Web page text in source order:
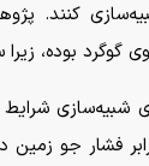
کنند.
گوگرد بوده،
هزار برابر فشار جو